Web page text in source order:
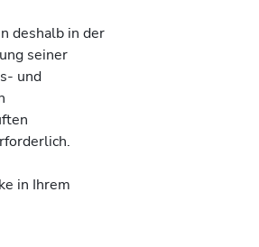
deshalb in der
seiner
und
in Ihrem